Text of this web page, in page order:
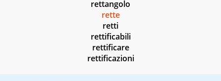
rettangolo
rette
retti
rettificabili
rettificare
rettificazioni